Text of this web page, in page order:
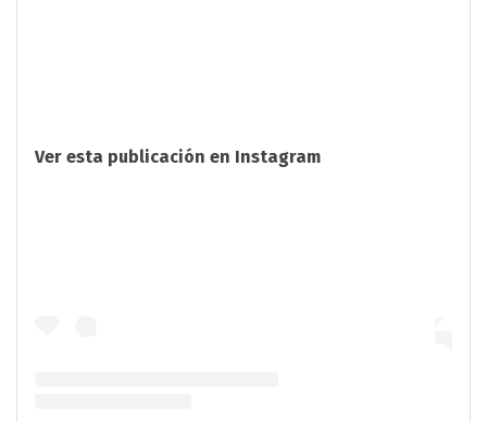
Ver esta publicación en Instagram